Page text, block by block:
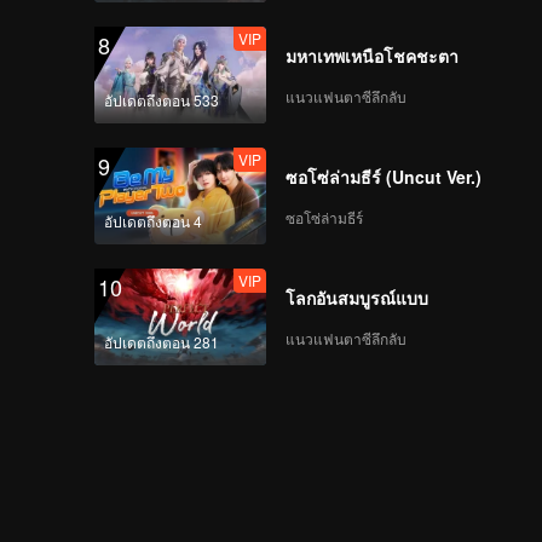
《半熟恋人》第四季
EP03下 海外版 第1
版.mp4
VIP
《半熟恋人》第四季 加
更版 EP03 海外版 第一
版
VIP
EP03 海外版 第一版
8
อัปเดตถึงตอน 533
VIP
มหาเทพเหนือโชคชะตา
แนวแฟนตาซีลึกลับ
9
อัปเดตถึงตอน 4
VIP
ซอโซ่ล่ามธีร์ (Uncut Ver.)
ซอโซ่ล่ามธีร์
10
อัปเดตถึงตอน 281
VIP
โลกอันสมบูรณ์แบบ
แนวแฟนตาซีลึกลับ